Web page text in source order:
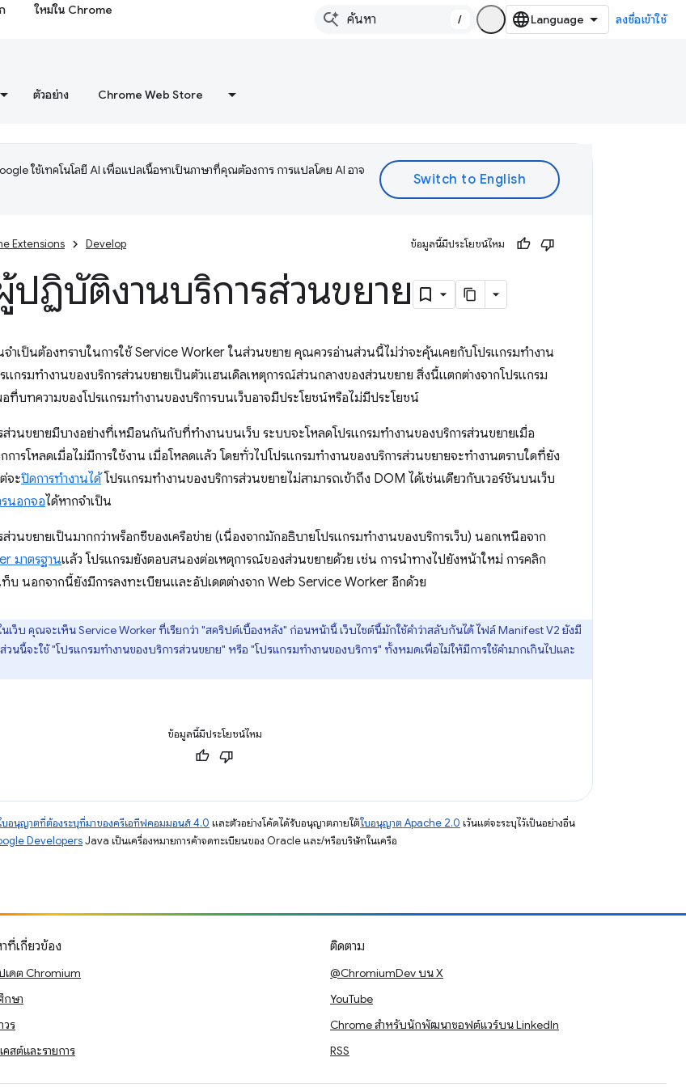
ใหม่ใน Chrome
/ ลงชื่อเข้าใช้
ตัวอย่าง Chrome Web Store
ใช้เทคโนโลยี AI เพื่อแปลเนื้อหาเป็นภาษาที่คุณต้องการ การแปลโดย AI อาจ
Extensions Develop ข้อมูลนี้มีประโยชน์ไหม
ปฏิบัติงานบริการส่วนขยาย
เป็นต้องทราบในการใช้ Service Worker ในส่วนขยาย คุณควรอ่านส่วนนี้ไม่ว่าจะคุ้นเคยกับโปรแกรมทำงาน
แกรมทำงานของบริการส่วนขยายเป็นตัวแฮนเดิลเหตุการณ์ส่วนกลางของส่วนขยาย สิ่งนี้แตกต่างจากโปรแกรม
อที่บทความของโปรแกรมทำงานของบริการบนเว็บอาจมีประโยชน์หรือไม่มีประโยชน์
ส่วนขยายมีบางอย่างที่เหมือนกันกับที่ทำงานบนเว็บ ระบบจะโหลดโปรแกรมทำงานของบริการส่วนขยายเมื่อ
การโหลดเมื่อไม่มีการใช้งาน เมื่อโหลดแล้ว โดยทั่วไปโปรแกรมทำงานของบริการส่วนขยายจะทำงานตราบใดที่ยัง
จะปิดการทำงานได้โปรแกรมทำงานของบริการส่วนขยายไม่สามารถเข้าถึง DOM ได้เช่นเดียวกับเวอร์ชันบนเว็บ
รนอกจอได้หากจำเป็น
วนขยายเป็นมากกว่าพร็อกซีของเครือข่าย (เนื่องจากมักอธิบายโปรแกรมทำงานของบริการเว็บ) นอกเหนือจาก
มาตรฐานแล้ว โปรแกรมยังตอบสนองต่อเหตุการณ์ของส่วนขยายด้วย เช่น การนำทางไปยังหน้าใหม่ การคลิก
บ นอกจากนี้ยังมีการลงทะเบียนและอัปเดตต่างจาก Web Service Worker อีกด้วย
เว็บ คุณจะเห็น Service Worker ที่เรียกว่า "สคริปต์เบื้องหลัง" ก่อนหน้านี้ เว็บไซต์นี้มักใช้คำว่าสลับกันได้ ไฟล์ Manifest V2 ยังมี
นนี้จะใช้ "โปรแกรมทำงานของบริการส่วนขยาย" หรือ "โปรแกรมทำงานของบริการ" ทั้งหมดเพื่อไม่ให้มีการใช้คำมากเกินไปและ
ข้อมูลนี้มีประโยชน์ไหม
บอนุญาตที่ต้องระบุที่มาของครีเอทีฟคอมมอนส์ 4.0 และตัวอย่างโค้ดได้รับอนุญาตภายใต้ใบอนุญาต Apache 2.0 เว้นแต่จะระบุไว้เป็นอย่างอื่น
DevelopersJava เป็นเครื่องหมายการค้าจดทะเบียนของ Oracle และ/หรือบริษัทในเครือ
ที่เกี่ยวข้อง
เดต Chromium
ษา
วร
สต์และรายการ
ติดตาม
@ChromiumDev บน X
YouTube
Chrome สำหรับนักพัฒนาซอฟต์แวร์บน LinkedIn
RSS